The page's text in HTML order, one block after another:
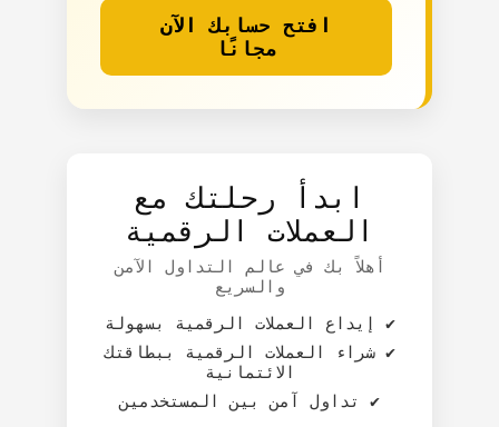
افتح حسابك الآن
مجانًا
ابدأ رحلتك مع
العملات الرقمية
أهلاً بك في عالم التداول الآمن
والسريع
✔️ إيداع العملات الرقمية بسهولة
✔️ شراء العملات الرقمية ببطاقتك
الائتمانية
✔️ تداول آمن بين المستخدمين